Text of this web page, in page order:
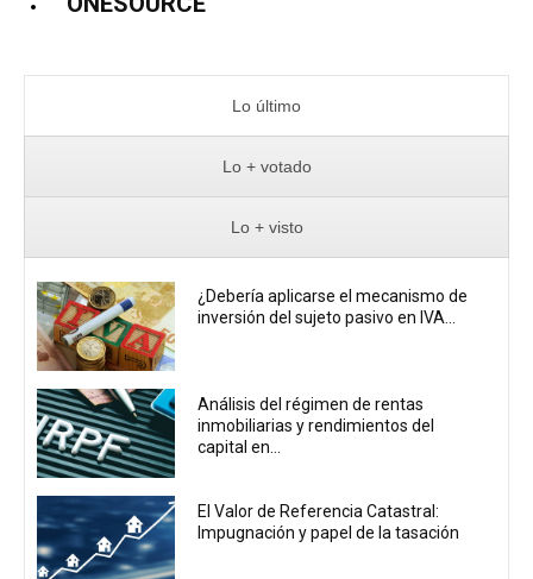
Lo último
Lo + votado
Lo + visto
¿Debería aplicarse el mecanismo de
inversión del sujeto pasivo en IVA...
Análisis del régimen de rentas
inmobiliarias y rendimientos del
capital en...
El Valor de Referencia Catastral:
Impugnación y papel de la tasación